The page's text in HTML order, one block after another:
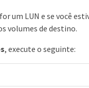
um LUN e se você
volumes de destino.
, execute o seguinte: